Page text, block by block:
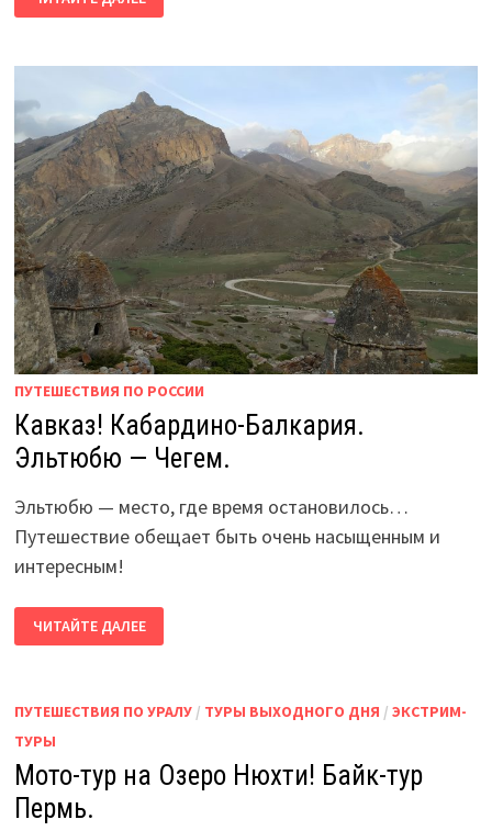
С
ВЕРШИНЕ!
РАССВЕТ!
ПУТЕШЕСТВИЯ ПО РОССИИ
Кавказ! Кабардино-Балкария.
Эльтюбю — Чегем.
Эльтюбю — место, где время остановилось…
Путешествие обещает быть очень насыщенным и
интересным!
КАВКАЗ!
КАБАРДИНО-
БАЛКАРИЯ.
ЧИТАЙТЕ ДАЛЕЕ
ПУТЕШЕСТВИЯ ПО УРАЛУ/ ТУРЫ ВЫХОДНОГО ДНЯ / ЭКСТРИМ-
ТУРЫ
Мото-тур на Озеро Нюхти! Байк-тур
Пермь.